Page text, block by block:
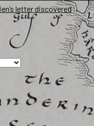
letter discovered